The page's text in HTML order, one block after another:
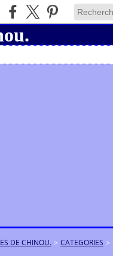
DE CHINOU. > CATEGORIES >